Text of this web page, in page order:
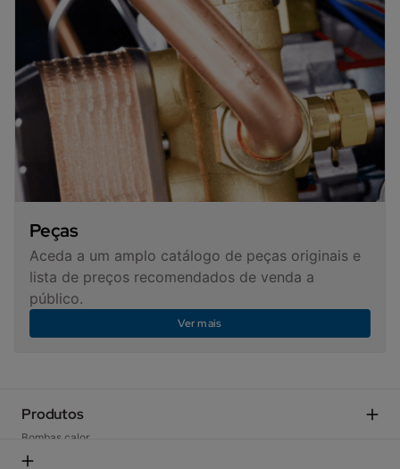
Peças
Aceda a um amplo catálogo de peças originais e
lista de preços recomendados de venda a
público.
Ver mais
Produtos
Bombas calor
Caldeiras domésticas